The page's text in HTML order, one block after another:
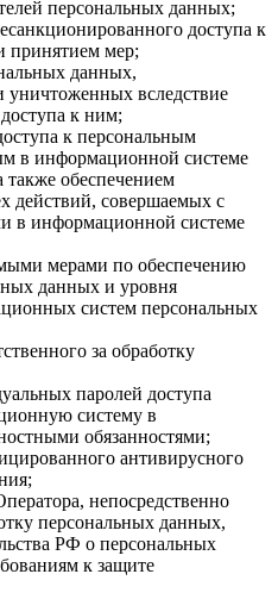
персональных данных;
доступа к
принятием мер;
данных,
вследствие
к ним;
к персональным
в информационной системе
обеспечением
действий, совершаемых с
в информационной системе
мерами по обеспечению
данных и уровня
систем персональных
за обработку
паролей доступа
систему в
обязанностями;
антивирусного
непосредственно
персональных данных,
РФ о персональных
к защите